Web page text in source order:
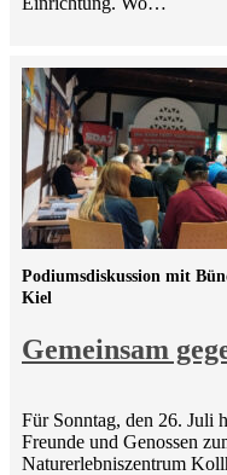
Gemeinsam
Podiumsdiskussion mit
Kiel
Für Sonntag, den 26. Juli
Freunde und Genossen
Naturerlebniszentrum